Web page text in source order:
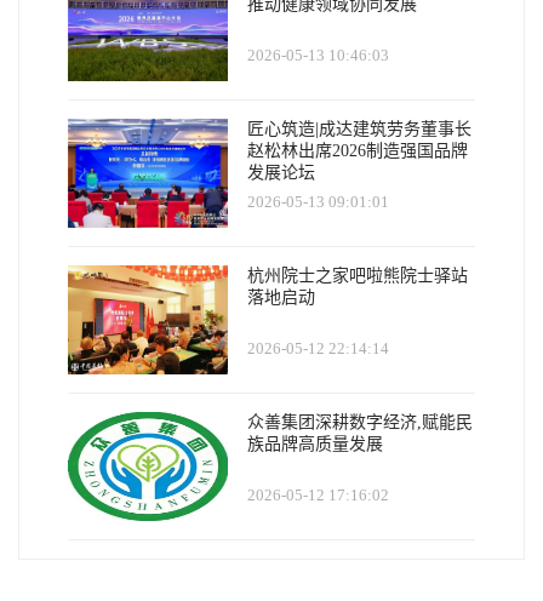
推动健康领域协同发展
2026-05-13 10:46:03
匠心筑造|成达建筑劳务董事长
赵松林出席2026制造强国品牌
发展论坛
2026-05-13 09:01:01
杭州院士之家吧啦熊院士驿站
落地启动
2026-05-12 22:14:14
众善集团深耕数字经济,赋能民
族品牌高质量发展
2026-05-12 17:16:02